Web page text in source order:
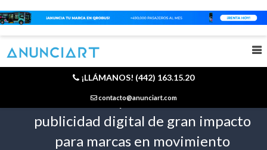
Pantallas espectaculares 2026:
publicidad digital de gran impacto
para marcas en movimiento
¡LLÁMANOS! (442) 163.15.20
contacto@anunciart.com